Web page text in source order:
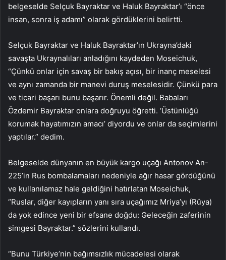
belgeselde Selçuk Bayraktar ve Haluk Bayraktar’ı “önce
insan, sonra iş adamı” olarak gördüklerini belirtti.
Selçuk Bayraktar ve Haluk Bayraktar’ın Ukrayna’daki
savaşta Ukraynalıları anladığını kaydeden Moseichuk,
“Çünkü onlar için savaş bir bakış açısı, bir inanç meselesi
ve aynı zamanda bir manevi duruş meselesidir. Çünkü para
ve ticari başarı bunu başarır. Önemli değil. Babaları
Özdemir Bayraktar onlara doğruyu öğretti. ‘Üstünlüğü
korumak hayatımızın amacı’ diyordu ve onlar da seçimlerini
yaptılar.” dedim.
Belgeselde dünyanın en büyük kargo uçağı Antonov An-
225’in Rus bombalamaları nedeniyle ağır hasar gördüğünü
ve kullanılamaz hale geldiğini hatırlatan Moseichuk,
“Ruslar, diğer kayıpların yanı sıra uçağımız Mriya’yı (Rüya)
da yok edince yeni bir efsane doğdu: Geleceğin zaferinin
simgesi Bayraktar.” sözlerini kullandı.
“Bunu Türkiye’nin bağımsızlık mücadelesi olarak